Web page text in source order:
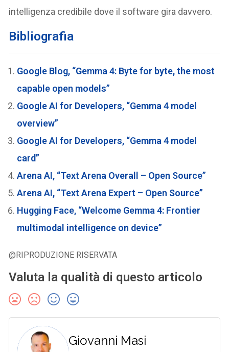
intelligenza credibile dove il software gira davvero.
Bibliografia
Google Blog, “Gemma 4: Byte for byte, the most
capable open models”
Google AI for Developers, “Gemma 4 model
overview”
Google AI for Developers, “Gemma 4 model
card”
Arena AI, “Text Arena Overall – Open Source”
Arena AI, “Text Arena Expert – Open Source”
Hugging Face, “Welcome Gemma 4: Frontier
multimodal intelligence on device”
@RIPRODUZIONE RISERVATA
Valuta la qualità di questo articolo
Giovanni Masi